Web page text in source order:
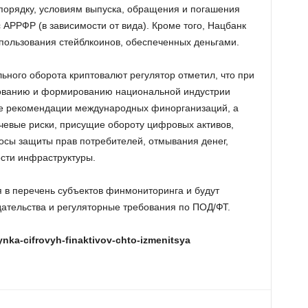
условиям выпуска, обращения и погашения
(в зависимости от вида). Кроме того, Нацбанк
стейблкоинов, обеспеченных деньгами.
оборота криптовалют регулятор отметил, что при
и формированию национальной индустрии
рекомендации международных финорганизаций, а
риски, присущие обороту цифровых активов,
защиты прав потребителей, отмывания денег,
инфраструктуры.
перечень субъектов финмониторинга и будут
и регуляторные требования по ПОД/ФТ.
cifrovyh-finaktivov-chto-izmenitsya